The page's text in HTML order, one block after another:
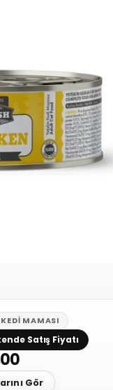
MAMASI
Satış Fiyatı
Gör